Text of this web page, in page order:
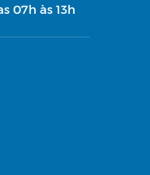
07h às 13h